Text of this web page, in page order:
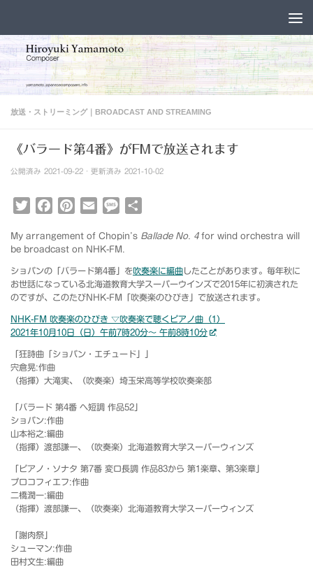
放送・ストリーミング｜BROADCAST AND STREAMING
《バラード第4番》がFMで放送されます
公開済み 2021-09-22 · 更新済み 2021-10-02
TwitterFacebook
Pinterest
Email Message
My arrangement of Chopin’s Ballade No. 4for wind orchestra will
be broadcast on NHK-FM.
ショパンの「バラード第4番」を吹奏楽に編曲したことがあります。毎年秋に
お世話になっている北海道教育大学スーパーウインズで2015年に初演された
のですが、このたびNHK-FM「吹奏楽のひびき」で放送されます。
NHK-FM 吹奏楽のひびき ▽吹奏楽で聴くピアノ曲（1）
2021年10月10日（日）午前7時20分～ 午前8時10分
「狂詩曲「ショパン・エチュード」」
宍倉晃:作曲
（指揮）大滝実、（吹奏楽）埼玉栄高等学校吹奏楽部
「バラード 第4番 ヘ短調 作品52」
ショパン:作曲
山本裕之:編曲
（指揮）渡部謙一、（吹奏楽）北海道教育大学スーパーウィンズ
「ピアノ・ソナタ 第7番 変ロ長調 作品83から 第1楽章、第3楽章」
プロコフィエフ:作曲
二橋潤一:編曲
（指揮）渡部謙一、（吹奏楽）北海道教育大学スーパーウィンズ
「謝肉祭」
シューマン:作曲
田村文生:編曲